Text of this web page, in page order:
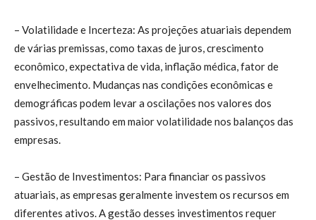
– Volatilidade e Incerteza: As projeções atuariais dependem
de várias premissas, como taxas de juros, crescimento
econômico, expectativa de vida, inflação médica, fator de
envelhecimento. Mudanças nas condições econômicas e
demográficas podem levar a oscilações nos valores dos
passivos, resultando em maior volatilidade nos balanços das
empresas.
– Gestão de Investimentos: Para financiar os passivos
atuariais, as empresas geralmente investem os recursos em
diferentes ativos. A gestão desses investimentos requer